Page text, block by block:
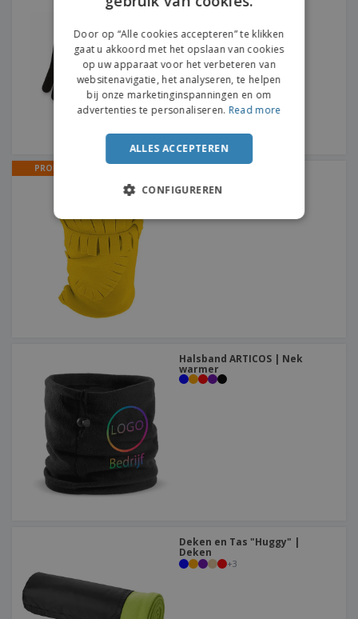
smartphones
PROMO
Babydekentje
Halsband ARTICOS | Nek
warmer
Deken en Tas "Huggy" |
Deken
+3
DUTCH
PORTUGUESE
SPANISH
ITALIAN
Door op “Alle cookies accepteren” te klikken
gaat u akkoord met het opslaan van cookies
op uw apparaat voor het verbeteren van
websitenavigatie, het analyseren, te helpen
bij onze marketinginspanningen en om
advertenties te personaliseren. Read more
ALLES ACCEPTEREN
CONFIGUREREN